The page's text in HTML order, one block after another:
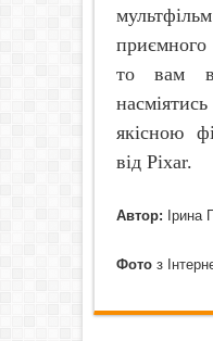
приємного
то вам
якісною
від Pixar.
Автор: Ірина
Фотоз